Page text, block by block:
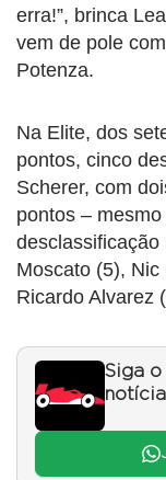
erra!”, brinca
vem de pole
Potenza.
Na Elite, dos
pontos, cinco
Scherer, com
pontos –
Moscato (5),
Ricardo Alvarez
Siga o